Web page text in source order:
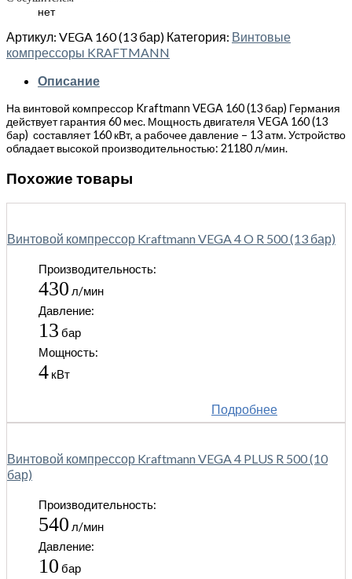
нет
Артикул: VEGA 160 (13 бар) Категория: Винтовые
компрессоры KRAFTMANN
Описание
На винтовой компрессор Kraftmann VEGA 160 (13 бар) Германия
действует гарантия 60 мес. Мощность двигателя VEGA 160 (13
бар) составляет 160 кВт, а рабочее давление – 13 атм. Устройство
обладает высокой производительностью: 21180 л/мин.
Похожие товары
Винтовой компрессор Kraftmann VEGA 4 O R 500 (13 бар)
Производительность:
430 л/мин
Давление:
13 бар
Мощность:
4 кВт
Подробнее
Винтовой компрессор Kraftmann VEGA 4 PLUS R 500 (10
бар)
Производительность:
540 л/мин
Давление:
10 бар